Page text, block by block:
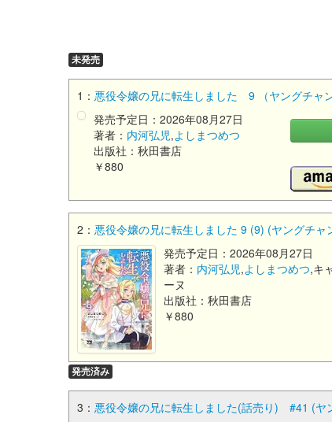
未発売
1： 悪役令嬢の兄に転生しました 9 （ヤングチャ
発売予定日：2026年08月27日
著者： 内河弘児,よしまつめつ
出版社：秋田書店
￥880
2： 悪役令嬢の兄に転生しました 9 (9) (ヤングチャ
発売予定日：2026年08月27日
著者： 内河弘児,よしまつめつ,キ
ーヌ
出版社：秋田書店
￥880
発売済み
3： 悪役令嬢の兄に転生しました(話売り) #41 (ヤ